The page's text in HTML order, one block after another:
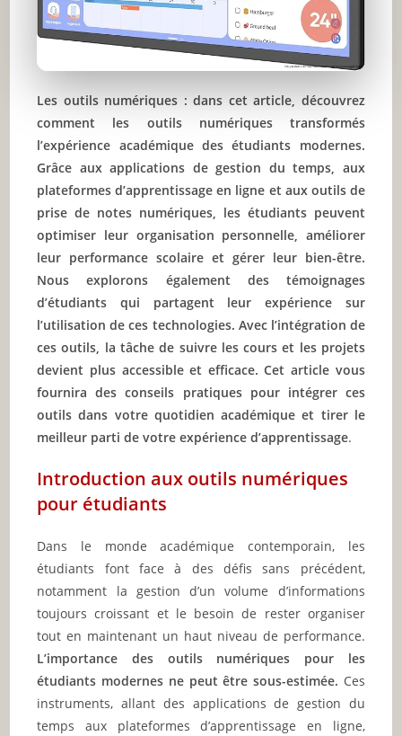
Les outils numériques : dans cet article, découvrez
comment les outils numériques transformés
l’expérience académique des étudiants modernes.
Grâce aux applications de gestion du temps, aux
plateformes d’apprentissage en ligne et aux outils de
prise de notes numériques, les étudiants peuvent
optimiser leur organisation personnelle, améliorer
leur performance scolaire et gérer leur bien-être.
Nous explorons également des témoignages
d’étudiants qui partagent leur expérience sur
l’utilisation de ces technologies. Avec l’intégration de
ces outils, la tâche de suivre les cours et les projets
devient plus accessible et efficace. Cet article vous
fournira des conseils pratiques pour intégrer ces
outils dans votre quotidien académique et tirer le
meilleur parti de votre expérience d’apprentissage.
Introduction aux outils numériques
pour étudiants
Dans le monde académique contemporain, les
étudiants font face à des défis sans précédent,
notamment la gestion d’un volume d’informations
toujours croissant et le besoin de rester organiser
tout en maintenant un haut niveau de performance.
L’importance des outils numériques pour les
étudiants modernes ne peut être sous-estimée. Ces
instruments, allant des applications de gestion du
temps aux plateformes d’apprentissage en ligne,